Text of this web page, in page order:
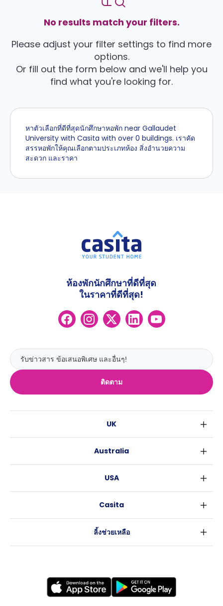
No results match your filters.
Please adjust your filter settings to find more
options.
Or fill out the form below and we'll help you
find what you're looking for.
หาตัวเลือกที่ดีที่สุดนักศึกษาหอพัก near Gallaudet
University with Casita with over 0 buildings. เราคัด
สรรหอพักให้คุณเลือกตามประเภทห้อง สิ่งอำนวยความ
สะดวก และราคา
ติดตาม
ห้องพักนักศึกษาที่ดีที่สุด
ในราคาที่ดีที่สุด!
UK
เอดินเบอระ
ลีดส์
โคเวนทรี
เลสเตอร์
Australia
บริสเบน
อะเดลายด์
USA
แอตแลนตา
Casita
ลิ้งช่วยเหลือ